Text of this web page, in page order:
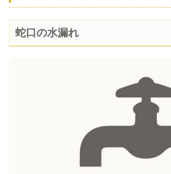
蛇口の水漏れ